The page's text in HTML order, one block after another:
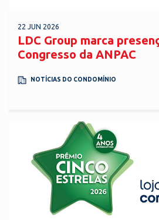
22 JUN 2026
LDC Group marca
Congresso da ANPAC
NOTÍCIAS DO CONDOMÍNIO